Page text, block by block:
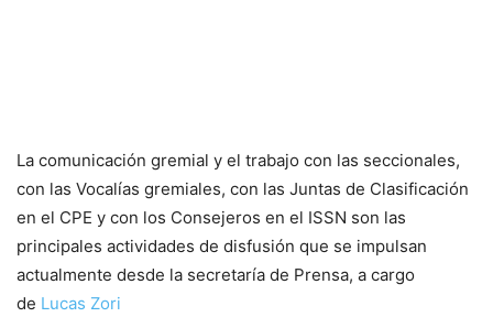
La comunicación gremial y el trabajo con las seccionales,
con las Vocalías gremiales, con las Juntas de Clasificación
en el CPE y con los Consejeros en el ISSN son las
principales actividades de disfusión que se impulsan
actualmente desde la secretaría de Prensa, a cargo
de Lucas Zori